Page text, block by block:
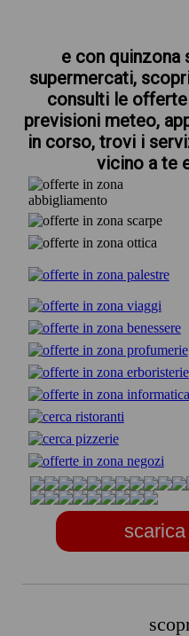
e con quinzona
supermercati,
consulti le
previsioni meteo,
in corso, trovi i
vicino a te